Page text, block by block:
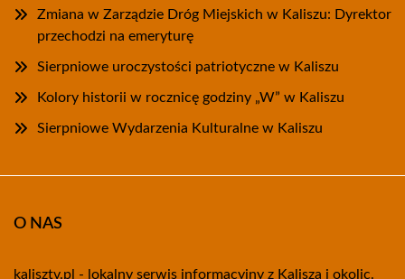
Zmiana w Zarządzie Dróg Miejskich w Kaliszu: Dyrektor
przechodzi na emeryturę
Sierpniowe uroczystości patriotyczne w Kaliszu
Kolory historii w rocznicę godziny „W” w Kaliszu
Sierpniowe Wydarzenia Kulturalne w Kaliszu
O NAS
kalisztv.pl - lokalny serwis informacyjny z Kalisza i okolic.